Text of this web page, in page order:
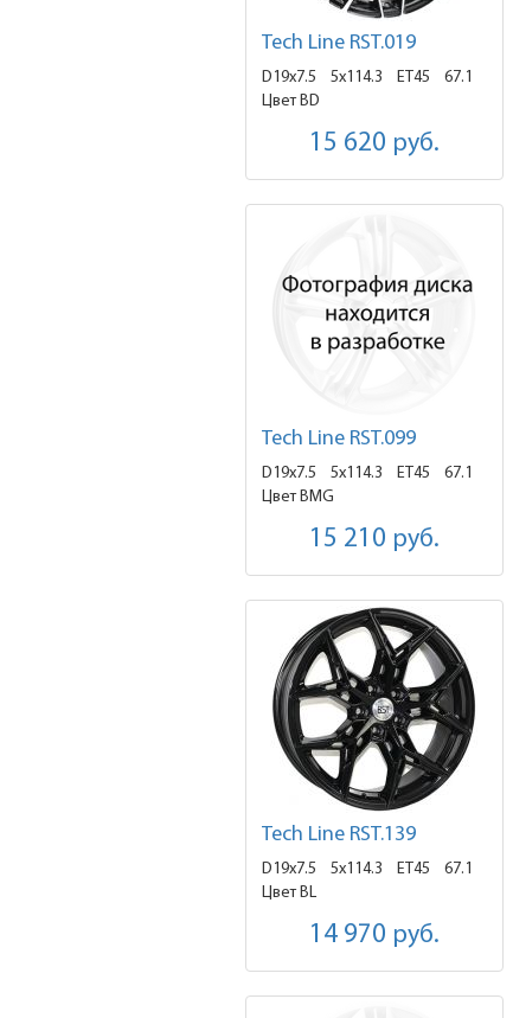
Tech Line RST.019
D19x7.5 5x114.3 ET45
67.1
Цвет BD
15 620 руб.
Tech Line RST.099
D19x7.5 5x114.3 ET45
67.1
Цвет BMG
15 210 руб.
Tech Line RST.139
D19x7.5 5x114.3 ET45
67.1
Цвет BL
14 970 руб.